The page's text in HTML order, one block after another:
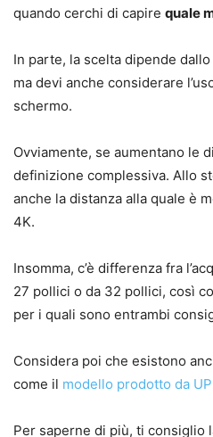
quando cerchi di capire quale
In parte, la scelta dipende
ma devi anche considerare
schermo.
Ovviamente, se aumentano le
definizione complessiva. Allo
anche la distanza alla quale è
4K.
Insomma, c’è differenza fra
27 pollici o da 32 pollici, così
per i quali sono entrambi
Considera poi che esistono
come il modello prodotto da
Per saperne di più, ti consiglio